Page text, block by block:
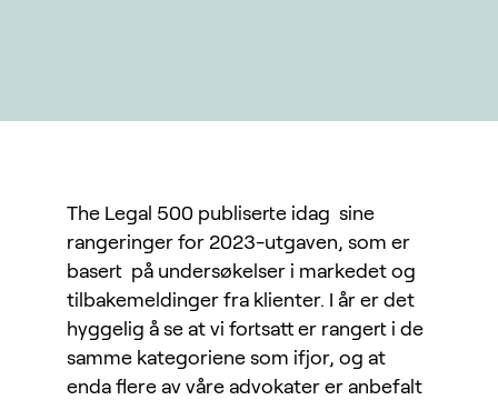
The Legal 500 publiserte idag sine
rangeringer for 2023-utgaven, som er
basert på undersøkelser i markedet og
tilbakemeldinger fra klienter. I år er det
hyggelig å se at vi fortsatt er rangert i de
samme kategoriene som ifjor, og at
enda flere av våre advokater er anbefalt